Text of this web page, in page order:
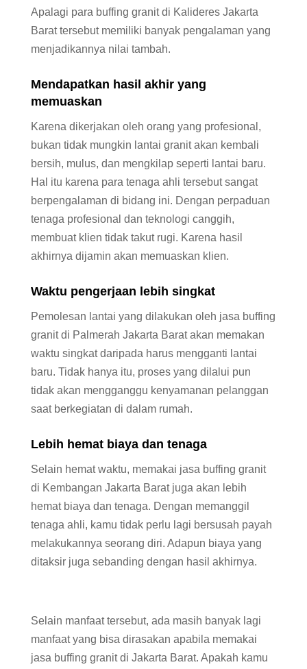
Apalagi para buffing granit di Kalideres Jakarta
Barat tersebut memiliki banyak pengalaman yang
menjadikannya nilai tambah.
Mendapatkan hasil akhir yang
memuaskan
Karena dikerjakan oleh orang yang profesional,
bukan tidak mungkin lantai granit akan kembali
bersih, mulus, dan mengkilap seperti lantai baru.
Hal itu karena para tenaga ahli tersebut sangat
berpengalaman di bidang ini. Dengan perpaduan
tenaga profesional dan teknologi canggih,
membuat klien tidak takut rugi. Karena hasil
akhirnya dijamin akan memuaskan klien.
Waktu pengerjaan lebih singkat
Pemolesan lantai yang dilakukan oleh jasa buffing
granit di Palmerah Jakarta Barat akan memakan
waktu singkat daripada harus mengganti lantai
baru. Tidak hanya itu, proses yang dilalui pun
tidak akan mengganggu kenyamanan pelanggan
saat berkegiatan di dalam rumah.
Lebih hemat biaya dan tenaga
Selain hemat waktu, memakai jasa buffing granit
di Kembangan Jakarta Barat juga akan lebih
hemat biaya dan tenaga. Dengan memanggil
tenaga ahli, kamu tidak perlu lagi bersusah payah
melakukannya seorang diri. Adapun biaya yang
ditaksir juga sebanding dengan hasil akhirnya.
Selain manfaat tersebut, ada masih banyak lagi
manfaat yang bisa dirasakan apabila memakai
jasa buffing granit di Jakarta Barat. Apakah kamu